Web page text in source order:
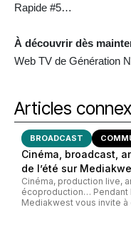
Rapide #5…
À découvrir dès
Web TV de Génération
Articles
BROADCAST
Cinéma, broadcast,
de l’été sur
Cinéma, production live,
écoproduction… Pendant
Mediakwest vous invite à